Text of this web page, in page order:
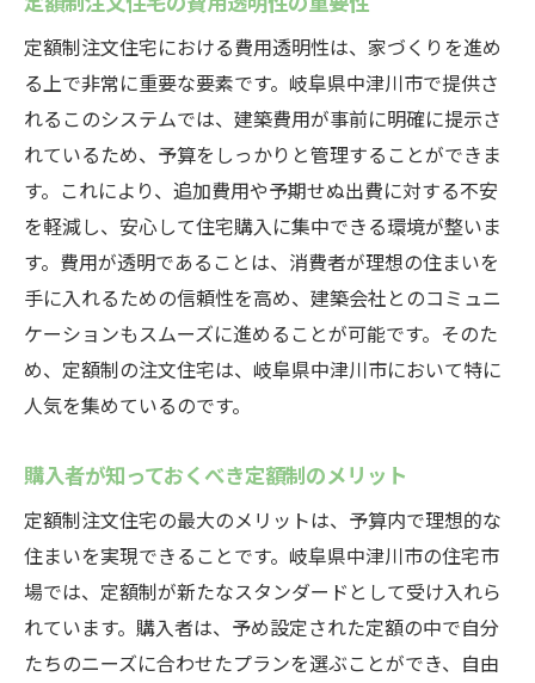
定額制注文住宅における費用透明性は、家づくりを進め
る上で非常に重要な要素です。岐阜県中津川市で提供さ
れるこのシステムでは、建築費用が事前に明確に提示さ
れているため、予算をしっかりと管理することができま
す。これにより、追加費用や予期せぬ出費に対する不安
を軽減し、安心して住宅購入に集中できる環境が整いま
す。費用が透明であることは、消費者が理想の住まいを
手に入れるための信頼性を高め、建築会社とのコミュニ
ケーションもスムーズに進めることが可能です。そのた
め、定額制の注文住宅は、岐阜県中津川市において特に
人気を集めているのです。
購入者が知っておくべき定額制のメリット
定額制注文住宅の最大のメリットは、予算内で理想的な
住まいを実現できることです。岐阜県中津川市の住宅市
場では、定額制が新たなスタンダードとして受け入れら
れています。購入者は、予め設定された定額の中で自分
たちのニーズに合わせたプランを選ぶことができ、自由